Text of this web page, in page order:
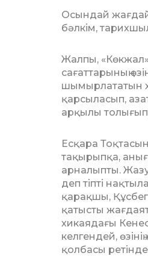
Осындай
бәлкім,
Жалпы,
сағаттарының
шымырлататын
қар­сыласып,
арқылы
Есқара
тақырыпқа,
арналыпты.
деп тіпті
қарақшы,
қатысты
хикаядағы
келгендей,
қолбасы